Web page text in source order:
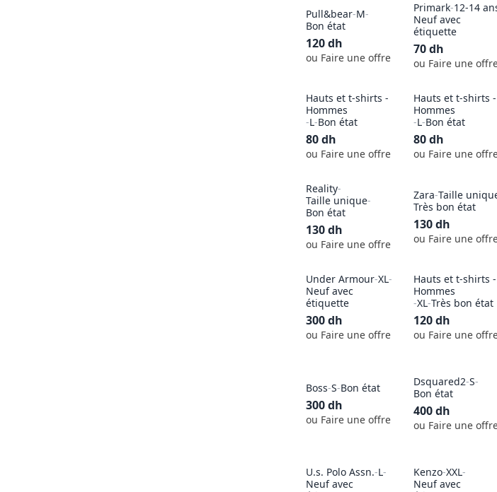
Pull&bear-M-
Bon état
120dh
ou Faire une offre
Primark-12-14
Neuf avec
étiquette
70dh
ou Faire une
Hauts et t-shirts -
Hommes
-L-Bon état
80dh
ou Faire une offre
Hauts et t-shirts -
Hommes
-L-Bon état
80dh
ou Faire une
Reality-
Taille unique-
Bon état
130dh
ou Faire une offre
Zara-Taille
Très bon état
130dh
ou Faire une
Under Armour-XL-
Neuf avec
étiquette
300dh
ou Faire une offre
Hauts et t-shirts -
Hommes
-XL-Très bon état
120dh
ou Faire une
Boss-S-Bon état
300dh
ou Faire une offre
Dsquared2-S-
Bon état
400dh
ou Faire une
U.s. Polo Assn.-L-
Neuf avec
Kenzo-XXL-
Neuf avec